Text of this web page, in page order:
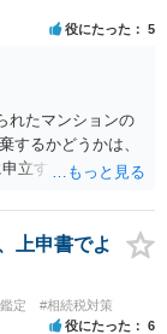
役にたった 5
れたマンションの
するかどうかは、
立すれば3カ月の
ラ金が数年も放置
れる可能性はほぼ
いた案件で、期間
相当な財産が見
上申書でよ
定 #相続税対策
役にたった 6